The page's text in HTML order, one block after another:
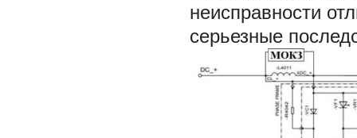
неисправности
серьезные